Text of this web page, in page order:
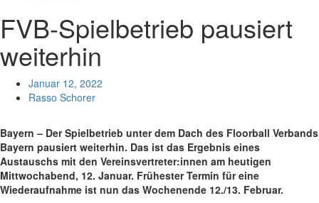
FVB-Spielbetrieb pausiert
weiterhin
Januar 12, 2022
Rasso Schorer
Bayern – Der Spielbetrieb unter dem Dach des Floorball Verbands
Bayern pausiert weiterhin. Das ist das Ergebnis eines
Austauschs mit den Vereinsvertreter:innen am heutigen
Mittwochabend, 12. Januar. Frühester Termin für eine
Wiederaufnahme ist nun das Wochenende 12./13. Februar.